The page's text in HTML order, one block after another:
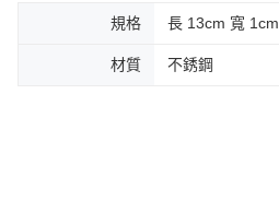
規格 長 13cm 寬 1cm
材質 不銹鋼